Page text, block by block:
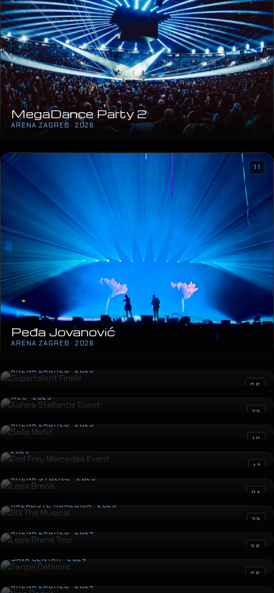
MegaDance Party 2
ARENA ZAGREB · 2026
Peđa Jovanović
ARENA ZAGREB · 2026
11
ARENA ZAGREB · 2025
06
Aurora Stellantis Event
MEC · 2025
23
Saša Matić
ARENA ZAGREB · 2025
10
Emil Frey Mercedes Event
2025
17
Lepa Brena
ARENA STOŽICE · 2025
04
SIX The Musical
KAZALIŠTE KOMEDIJA · 2025
23
Lepa Brena Tour
ARENA ZAGREB · 2024
36
Sergej Ćetković
SAVA CENTAR · 2024
06
Nina Badrić
ARENA ZAGREB · 2024